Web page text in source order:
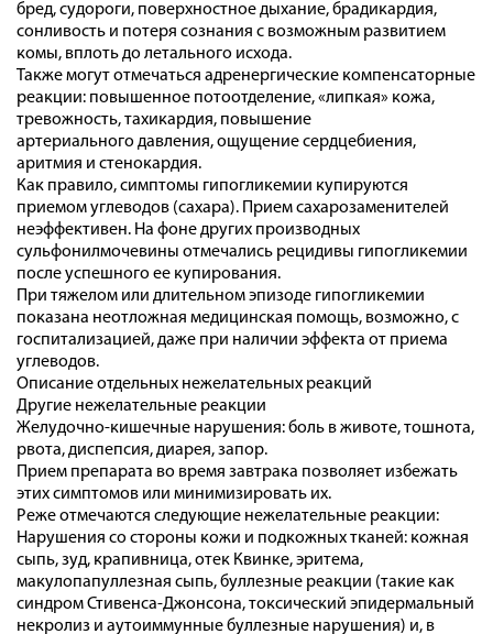
бред, судороги, поверхностное дыхание, брадикардия,
сонливость и потеря сознания с возможным развитием
комы, вплоть до летального исхода.
Также могут отмечаться адренергические компенсаторные
реакции: повышенное потоотделение, «липкая» кожа,
тревожность, тахикардия, повышение
артериального давления, ощущение сердцебиения,
аритмия и стенокардия.
Как правило, симптомы гипогликемии купируются
приемом углеводов (сахара). Прием сахарозаменителей
неэффективен. На фоне других производных
сульфонилмочевины отмечались рецидивы гипогликемии
после успешного ее купирования.
При тяжелом или длительном эпизоде гипогликемии
показана неотложная медицинская помощь, возможно, с
госпитализацией, даже при наличии эффекта от приема
углеводов.
Описание отдельных нежелательных реакций
Другие нежелательные реакции
Желудочно-кишечные нарушения: боль в животе, тошнота,
рвота, диспепсия, диарея, запор.
Прием препарата во время завтрака позволяет избежать
этих симптомов или минимизировать их.
Реже отмечаются следующие нежелательные реакции:
Нарушения со стороны кожи и подкожных тканей: кожная
сыпь, зуд, крапивница, отек Квинке, эритема,
макулопапуллезная сыпь, буллезные реакции (такие как
синдром Стивенса-Джонсона, токсический эпидермальный
некролиз и аутоиммунные буллезные нарушения) и, в